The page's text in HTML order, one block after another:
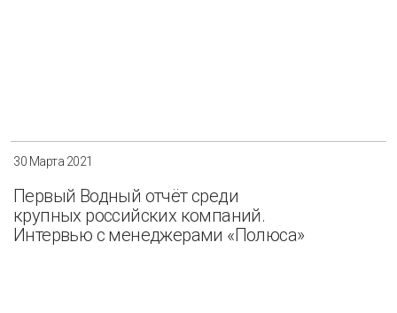
30 Марта 2021
Первый Водный отчёт среди
крупных российских компаний.
Интервью с менеджерами «Полюса»